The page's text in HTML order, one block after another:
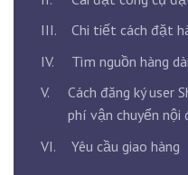
III.
Chi tiết cách đặt
IV.
Tìm nguồn hàng
V.
Cách đăng ký user
phí vận chuyển nội
VI.
Yêu cầu giao hàng